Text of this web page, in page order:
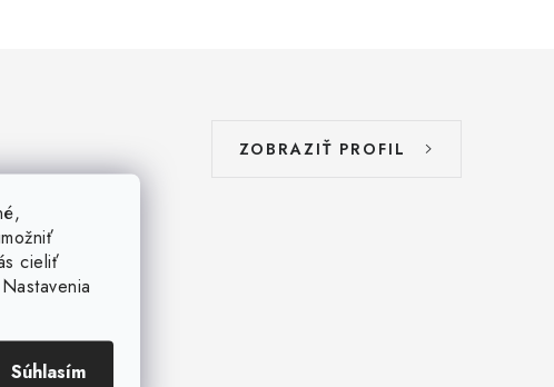
cieliť
Súhlasím
ZOBRAZIŤ PROFIL